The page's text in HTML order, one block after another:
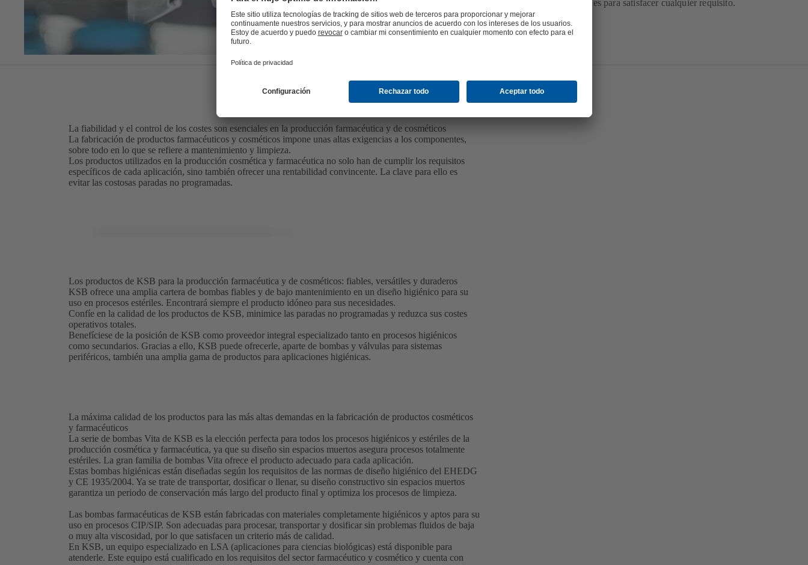
soluciones eficientes y fiables para satisfacer cualquier requisito.
La fiabilidad y el control de los costes son esenciales en la producción farmacéutica y de cosméticos
La fabricación de productos farmacéuticos y cosméticos impone unas altas exigencias a los componentes,
sobre todo en lo que se refiere a mantenimiento y limpieza.
Los productos utilizados en la producción cosmética y farmacéutica no solo han de cumplir los requisitos
específicos de cada aplicación, sino también ofrecer una rentabilidad convincente. La clave para ello es
evitar las costosas paradas no programadas.
Los productos de KSB para la producción farmacéutica y de cosméticos: fiables, versátiles y duraderos
KSB ofrece una amplia cartera de bombas fiables y de bajo mantenimiento en un diseño higiénico para su
uso en procesos estériles. Encontrará siempre el producto idóneo para sus necesidades.
Confíe en la calidad de los productos de KSB, minimice las paradas no programadas y reduzca sus costes
operativos totales.
Benefíciese de la posición de KSB como proveedor integral especializado tanto en procesos higiénicos
como secundarios. Gracias a ello, KSB puede ofrecerle, aparte de bombas y válvulas para sistemas
periféricos, también una amplia gama de productos para aplicaciones higiénicas.
La máxima calidad de los productos para las más altas demandas en la fabricación de productos cosméticos
y farmacéuticos
La serie de bombas Vita de KSB es la elección perfecta para todos los procesos higiénicos y estériles de la
producción cosmética y farmacéutica, ya que su diseño sin espacios muertos asegura procesos totalmente
estériles. La gran familia de bombas Vita ofrece el producto adecuado para cada aplicación.
Estas bombas higiénicas están diseñadas según los requisitos de las normas de diseño higiénico del EHEDG
y CE 1935/2004. Ya se trate de transportar, dosificar o llenar, su diseño constructivo sin espacios muertos
garantiza un periodo de conservación más largo del producto final y optimiza los procesos de limpieza.
Las bombas farmacéuticas de KSB están fabricadas con materiales completamente higiénicos y aptos para su
uso en procesos CIP/SIP. Son adecuadas para procesar, transportar y dosificar sin problemas fluidos de baja
o muy alta viscosidad, por lo que satisfacen un criterio más de calidad.
En KSB, un equipo especializado en LSA (aplicaciones para ciencias biológicas) está disponible para
atenderle. Este equipo está cualificado en los requisitos del sector farmacéutico y cosmético y cuenta con